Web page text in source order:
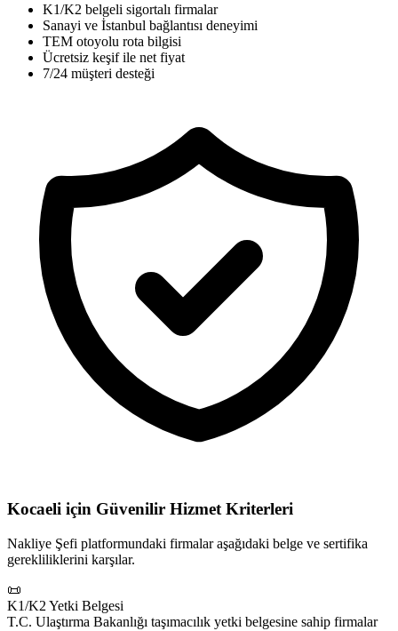
K1/K2 belgeli sigortalı firmalar
Sanayi ve İstanbul bağlantısı deneyimi
TEM otoyolu rota bilgisi
Ücretsiz keşif ile net fiyat
7/24 müşteri desteği
Kocaeli için Güvenilir Hizmet Kriterleri
Nakliye Şefi platformundaki firmalar aşağıdaki belge ve sertifika
gerekliliklerini karşılar.
📜
K1/K2 Yetki Belgesi
T.C. Ulaştırma Bakanlığı taşımacılık yetki belgesine sahip firmalar